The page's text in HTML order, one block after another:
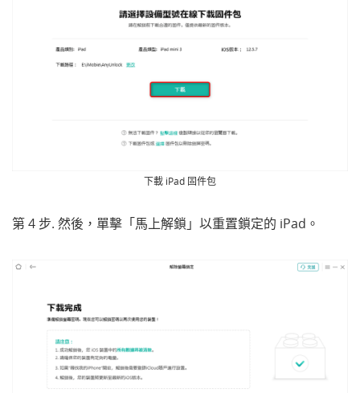
下載 iPad 固件包
第 4 步. 然後，單擊「馬上解鎖 」 以重置鎖定的 iPad。